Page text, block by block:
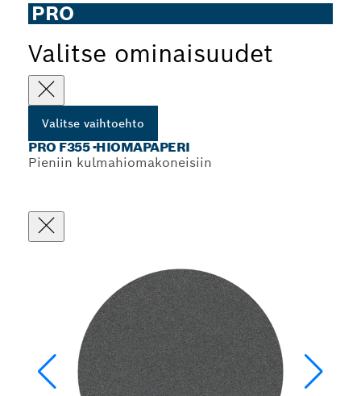
PRO
Valitse ominaisuudet
Valitse vaihtoehto
PRO F355 -HIOMAPAPERI
Pieniin kulmahiomakoneisiin